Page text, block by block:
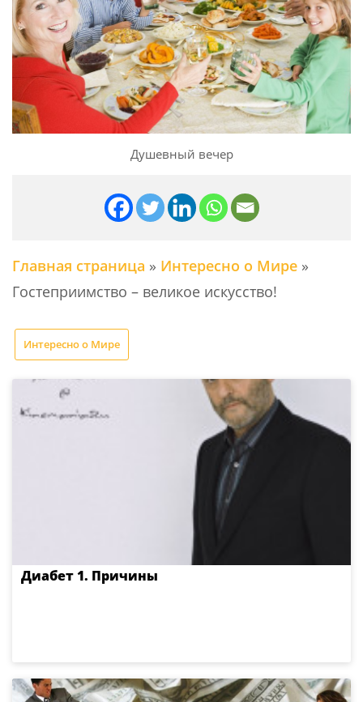
Душевный вечер
Главная страница » Интересно о Мире »
Гостеприимство – великое искусство!
Интересно о Мире
Диабет 1. Причины